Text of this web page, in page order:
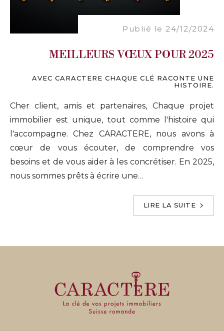
Publié le 24/12/2024
MEILLEURS VŒUX POUR 2025
AVEC CARACTERE CHAQUE CLÉ RACONTE UNE
HISTOIRE.
Cher client, amis et partenaires, Chaque projet
immobilier est unique, tout comme l'histoire qui
l'accompagne. Chez CARACTERE, nous avons à
cœur de vous écouter, de comprendre vos
besoins et de vous aider à les concrétiser. En 2025,
nous sommes prêts à écrire une…
LIRE LA SUITE